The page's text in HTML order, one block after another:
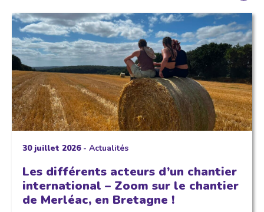
30 juillet 2026- Actualités
Les différents acteurs d’un chantier
international – Zoom sur le chantier
de Merléac, en Bretagne !